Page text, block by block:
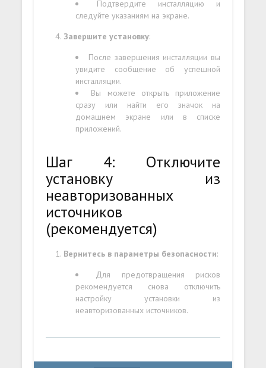
Подтвердите инсталляцию и
следуйте указаниям на экране.
Завершите установку:
После завершения инсталляции вы
увидите сообщение об успешной
инсталляции.
Вы можете открыть приложение
сразу или найти его значок на
домашнем экране или в списке
приложений.
Шаг 4: Отключите
установку из
неавторизованных
источников
(рекомендуется)
Вернитесь в параметры безопасности:
Для предотвращения рисков
рекомендуется снова отключить
настройку установки из
неавторизованных источников.